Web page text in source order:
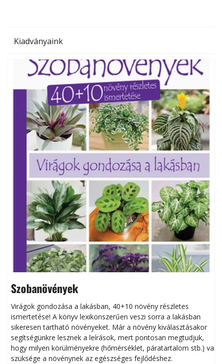
Kiadványaink
Szobanövények
Virágok gondozása a lakásban, 40+10 növény részletes
ismertetése! A könyv lexikonszerűen veszi sorra a lakásban
sikeresen tart­ha­tó növényeket. Már a növény kiválasztásakor
segítségünkre lesznek a leírások, mert pontosan megtudjuk,
hogy milyen körülményekre (hőmérséklet, páratartalom stb.) van
szüksége a növénynek az egészséges fejlődéshez.